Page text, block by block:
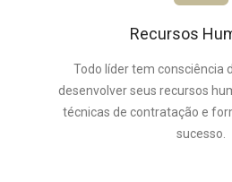
Recursos
Todo líder tem consciência
desenvolver seus recursos
técnicas de contratação e
sucesso.